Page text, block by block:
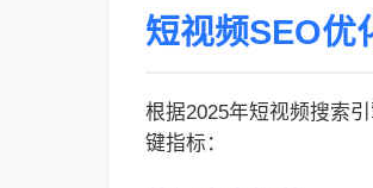
短视频SEO优
根据2025年短视频搜索
键指标：